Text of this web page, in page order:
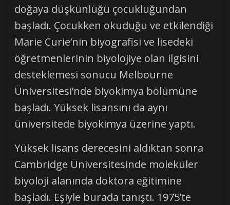
doğaya düşkünlüğü çocukluğundan
başladı. Çocukken okuduğu ve etkilendiği
Marie Curie’nin biyografisi ve lisedeki
öğretmenlerinin biyolojiye olan ilgisini
desteklemesi sonucu Melbourne
Üniversitesi’nde biyokimya bölümüne
başladı. Yüksek lisansını da aynı
üniversitede biyokimya üzerine yaptı.
Yüksek lisans derecesini aldıktan sonra
Cambridge Üniversitesinde moleküler
biyoloji alanında doktora eğitimine
başladı. Eşiyle burada tanıştı. 1975’te